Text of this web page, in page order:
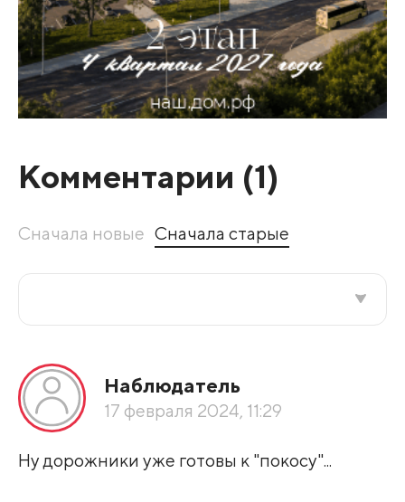
Комментарии (1)
Сначала новые Сначала старые
По рейтингу
Развернуть все
Наблюдатель
17 февраля 2024, 11:29
Ну дорожники уже готовы к "покосу"...